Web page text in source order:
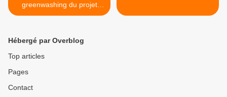
greenwashing du projet
minier Montagne d’Or
Hébergé par Overblog
Top articles
Pages
Contact